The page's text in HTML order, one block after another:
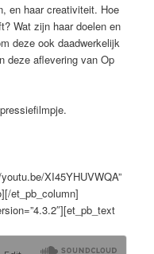
en haar creativiteit. Hoe
Wat zijn haar doelen en
deze ook daadwerkelijk
deze aflevering van Op
XI45YHUVWQA”
et_pb_column]